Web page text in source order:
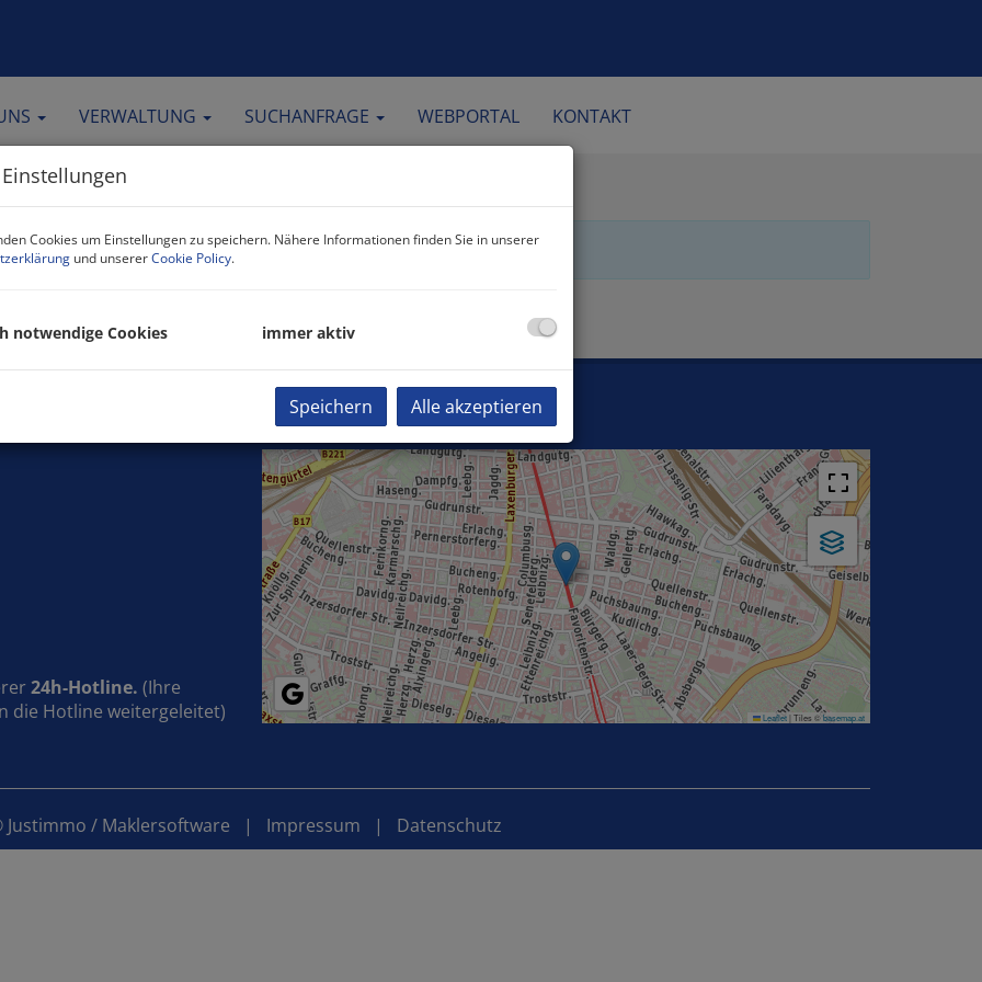
VERWALTUNG SUCHANFRAGE WEBPORTAL KONTAKT
gefunden.
24h-Hotline. (Ihre
die Hotline weitergeleitet)
Leaflet| Tiles ©basemap.at
Justimmo / Maklersoftware | Impressum | Datenschutz
Cookies um Einstellungen zu speichern. Nähere Informationen finden Sie in unserer
und unsererCookie Policy.
notwendige Cookies immer aktiv
Speichern Alle akzeptieren